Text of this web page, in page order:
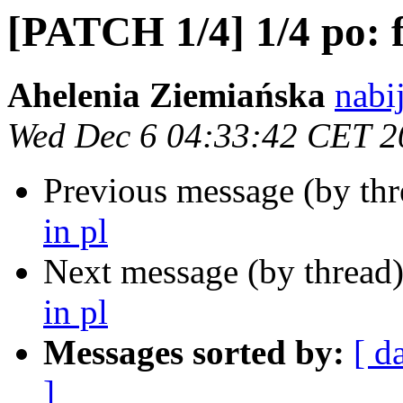
[PATCH 1/4] 1/4 po:
Ahelenia Ziemiańska
Wed Dec 6 04:33:42 CET
Previous message (by
in pl
Next message (by
in pl
Messages sorted by: [
]